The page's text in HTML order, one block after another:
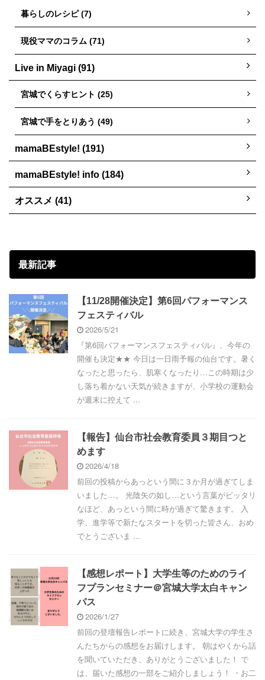
暮らしのレシピ (7)
現役ママのコラム (71)
Live in Miyagi (91)
宮城でくらすヒント (25)
宮城で手をとりあう (49)
mamaBEstyle! (191)
mamaBEstyle! info (184)
オススメ (41)
最新記事
【11/28開催決定】第6回パフォーマンス
フェスティバル
2026/5/21
『第6回パフォーマンスフェスティバル』、今年の
開催も決定★★ 今日は一日雨予報の仙台です。暑く
なったと思ったら、肌寒くなったり…この時期は少
し落ち着かない天気が続きますが、小学校の運動会
が週末に控えて ...
【報告】仙台市社会教育委員３期目つと
めます
2026/4/18
前回の投稿からあっという間に３か月が過ぎてしま
いました…。 光陰矢の如し…という言葉がピッタリ
なほど、あっという間に時が過ぎて驚きます。 入
学、進学等で新たなスタートを切った皆さん、おめ
でとうございま ...
【感想レポート】大学生等のためのライ
フプランセミナー＠宮城大学太白キャン
パス
2026/1/27
前回の登壇報告レポートに続き、宮城大学の学生さ
んたちからの感想をお届けします。 朝はやくから話
を聞いていただき、ありがとうございました！ で
は、届いた感想の一部をご紹介しましょう！ ・お二